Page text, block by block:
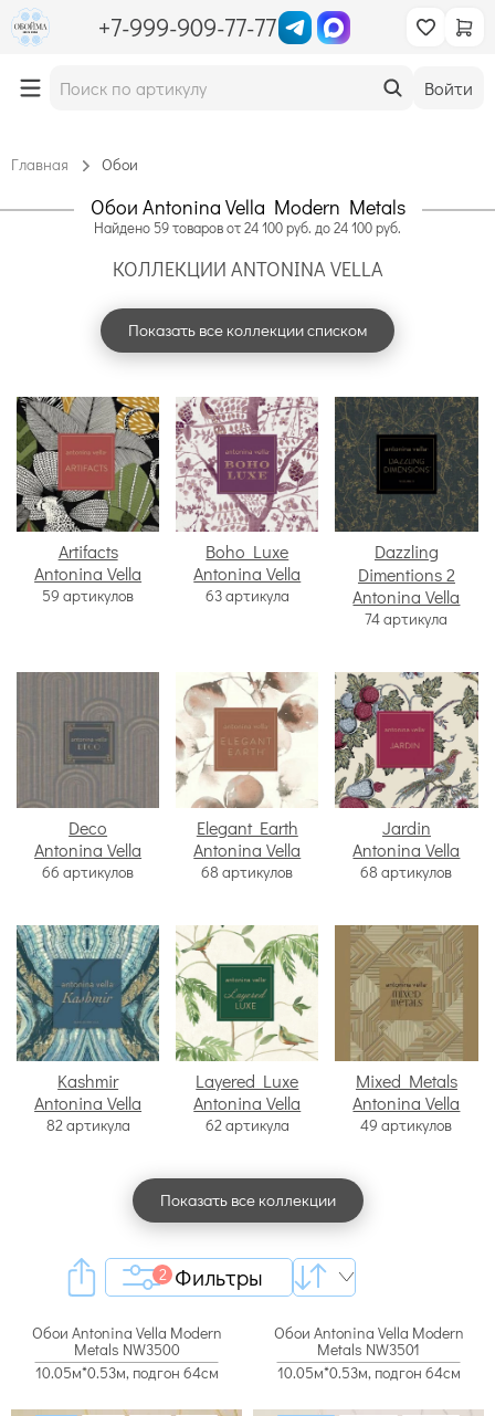
+7-999-909-77-77
Войти
Главная Обои
Обои Antonina Vella Modern Metals
Найдено 59товаровот24 100руб. до24 100руб.
КОЛЛЕКЦИИ ANTONINA VELLA
Показать все коллекции списком
Artifacts
Antonina Vella
59 артикулов
Boho Luxe
Antonina Vella
63 артикула
Dazzling
Dimentions 2
Antonina Vella
74 артикула
Deco
Antonina Vella
66 артикулов
Elegant Earth
Antonina Vella
68 артикулов
Jardin
Antonina Vella
68 артикулов
Kashmir
Antonina Vella
82 артикула
Layered Luxe
Antonina Vella
62 артикула
Mixed Metals
Antonina Vella
49 артикулов
Показать все коллекции
Фильтры
2
Обои Antonina Vella Modern
Metals NW3500
10.05м*0.53м, подгон 64см
Обои Antonina Vella Modern
Metals NW3501
10.05м*0.53м, подгон 64см